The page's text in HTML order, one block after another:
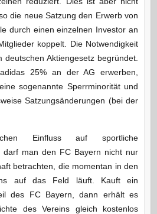
die neue Satzung den Erwerb von
durch einen einzelnen Investor an
koppelt. Die Notwendigkeit
Aktiengesetz begründet.
25% an der AG erwerben,
sogenannte Sperrminorität und
Satzungsänderungen (bei der
Einfluss auf sportliche
darf man den FC Bayern nicht nur
betrachten, die momentan in den
auf das Feld läuft. Kauft ein
des FC Bayern, dann erhält es
des Vereins gleich kostenlos